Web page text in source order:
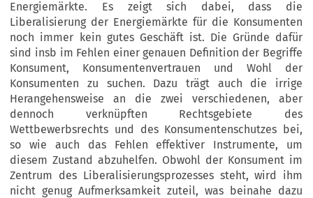
Energiemärkte. Es zeigt sich dabei, dass die
Liberalisierung der Energiemärkte für die Konsumenten
noch immer kein gutes Geschäft ist. Die Gründe dafür
sind insb im Fehlen einer genauen Definition der Begriffe
Konsument, Konsumentenvertrauen und Wohl der
Konsumenten zu suchen. Dazu trägt auch die irrige
Herangehensweise an die zwei verschiedenen, aber
dennoch verknüpften Rechtsgebiete des
Wettbewerbsrechts und des Konsumentenschutzes bei,
so wie auch das Fehlen effektiver Instrumente, um
diesem Zustand abzuhelfen. Obwohl der Konsument im
Zentrum des Liberalisierungsprozesses steht, wird ihm
nicht genug Aufmerksamkeit zuteil, was beinahe dazu